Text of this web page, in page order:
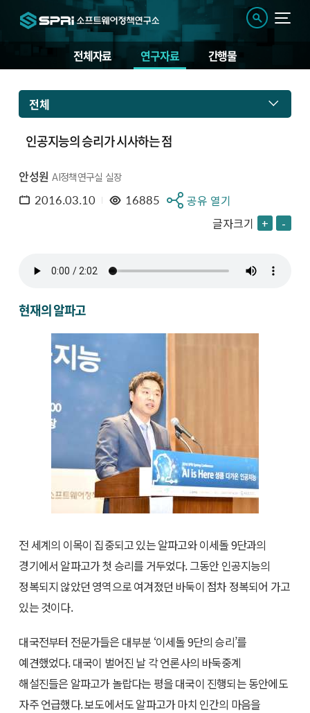
전체자료 연구자료 간행물
전체
인공지능의 승리가 시사하는 점
안성원 AI정책연구실 실장
2016.03.10 16885
공유 열기
글자크기 + -
현재의 알파고
전 세계의 이목이 집중되고 있는 알파고와 이세돌 9단과의
경기에서 알파고가 첫 승리를 거두었다. 그동안 인공지능의
정복되지 않았던 영역으로 여겨졌던 바둑이 점차 정복되어 가고
있는 것이다.
대국전부터 전문가들은 대부분 ‘이세돌 9단의 승리’를
예견했었다. 대국이 벌어진 날 각 언론사의 바둑중계
해설진들은 알파고가 놀랍다는 평을 대국이 진행되는 동안에도
자주 언급했다. 보도에서도 알파고가 마치 인간의 마음을